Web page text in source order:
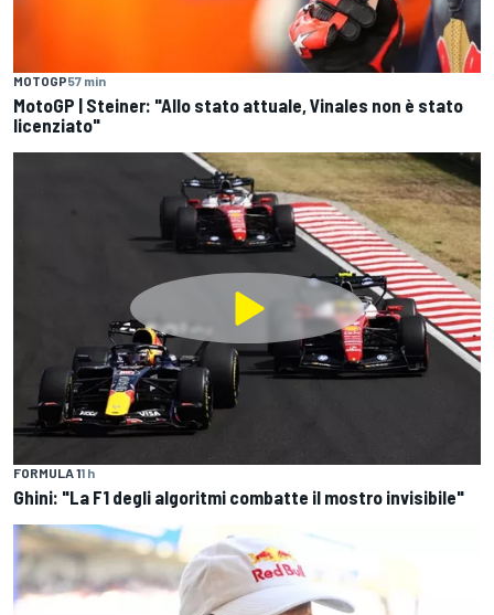
MOTOGP57 min
MotoGP | Steiner: "Allo stato attuale, Vinales non è stato
licenziato"
FORMULA 11 h
Ghini: "La F1 degli algoritmi combatte il mostro invisibile"